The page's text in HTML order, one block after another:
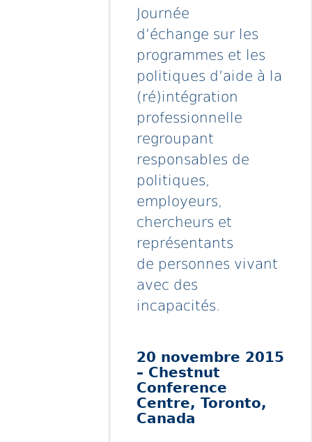
Journée
d’échange sur les
programmes et les
politiques d’aide à la
(ré)intégration
professionnelle
regroupant
responsables de
politiques,
employeurs,
chercheurs et
représentants
de personnes vivant
avec des
incapacités.
20 novembre 2015
– Chestnut
Conference
Centre, Toronto,
Canada